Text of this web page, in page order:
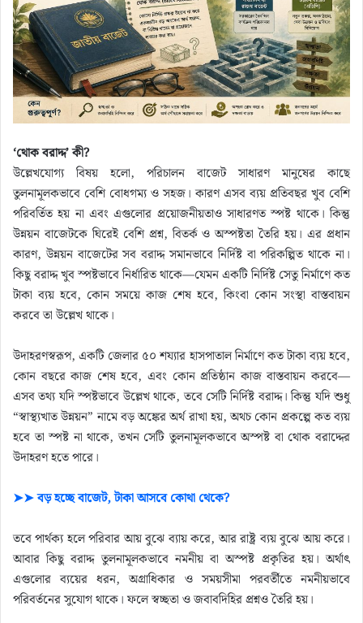
‘থোক বরাদ্দ’ কী?
উল্লেখযোগ্য বিষয় হলো, পরিচালন বাজেট সাধারণ মানুষের কাছে
তুলনামূলকভাবে বেশি বোধগম্য ও সহজ। কারণ এসব ব্যয় প্রতিবছর খুব বেশি
পরিবর্তিত হয় না এবং এগুলোর প্রয়োজনীয়তাও সাধারণত স্পষ্ট থাকে। কিন্তু
উন্নয়ন বাজেটকে ঘিরেই বেশি প্রশ্ন, বিতর্ক ও অস্পষ্টতা তৈরি হয়। এর প্রধান
কারণ, উন্নয়ন বাজেটের সব বরাদ্দ সমানভাবে নির্দিষ্ট বা পরিকল্পিত থাকে না।
কিছু বরাদ্দ খুব স্পষ্টভাবে নির্ধারিত থাকে—যেমন একটি নির্দিষ্ট সেতু নির্মাণে কত
টাকা ব্যয় হবে, কোন সময়ে কাজ শেষ হবে, কিংবা কোন সংস্থা বাস্তবায়ন
করবে তা উল্লেখ থাকে।
উদাহরণস্বরূপ, একটি জেলার ৫০ শয্যার হাসপাতাল নির্মাণে কত টাকা ব্যয় হবে,
কোন বছরে কাজ শেষ হবে, এবং কোন প্রতিষ্ঠান কাজ বাস্তবায়ন করবে—
এসব তথ্য যদি স্পষ্টভাবে উল্লেখ থাকে, তবে সেটি নির্দিষ্ট বরাদ্দ। কিন্তু যদি শুধু
“স্বাস্থ্যখাত উন্নয়ন” নামে বড় অঙ্কের অর্থ রাখা হয়, অথচ কোন প্রকল্পে কত ব্যয়
হবে তা স্পষ্ট না থাকে, তখন সেটি তুলনামূলকভাবে অস্পষ্ট বা থোক বরাদ্দের
উদাহরণ হতে পারে।
➤➤ বড় হচ্ছে বাজেট, টাকা আসবে কোথা থেকে?
তবে পার্থক্য হলে পরিবার আয় বুঝে ব্যায় করে, আর রাষ্ট্র ব্যয় বুঝে আয় করে।
আবার কিছু বরাদ্দ তুলনামূলকভাবে নমনীয় বা অস্পষ্ট প্রকৃতির হয়। অর্থাৎ
এগুলোর ব্যয়ের ধরন, অগ্রাধিকার ও সময়সীমা পরবর্তীতে নমনীয়ভাবে
পরিবর্তনের সুযোগ থাকে। ফলে স্বচ্ছতা ও জবাবদিহির প্রশ্নও তৈরি হয়।